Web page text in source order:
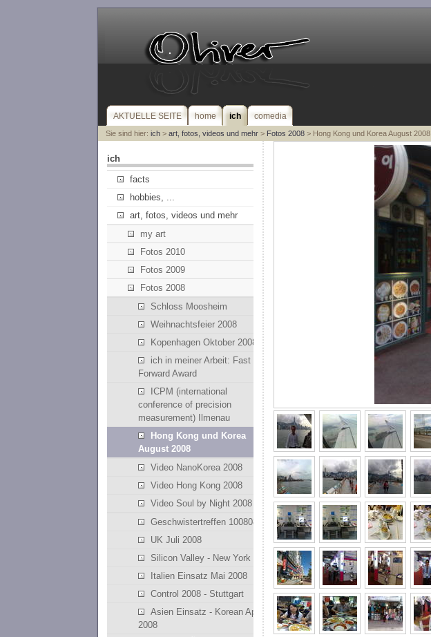
AKTUELLE SEITE home ich comedia
Sie sind hier: ich> art, fotos, videos und mehr> Fotos 2008> Hong Kong und Korea August 2008
ich
facts
hobbies, ...
art, fotos, videos und mehr
my art
Fotos 2010
Fotos 2009
Fotos 2008
Schloss Moosheim
Weihnachtsfeier 2008
Kopenhagen Oktober 2008
ich in meiner Arbeit: Fast
Forward Award
ICPM (international
conference of precision
measurement) Ilmenau
Hong Kong und Korea
August 2008
Video NanoKorea 2008
Video Hong Kong 2008
Video Soul by Night 2008
Geschwistertreffen 100808
UK Juli 2008
Silicon Valley - New York
Italien Einsatz Mai 2008
Control 2008 - Stuttgart
Asien Einsatz - Korean April
2008